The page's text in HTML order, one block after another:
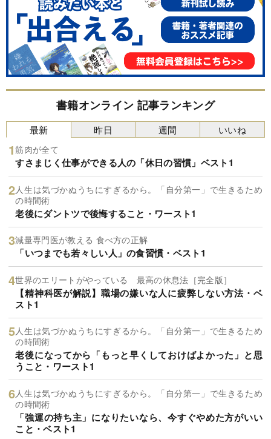
書籍オンライン 記事ランキング
最新
筋肉が全て
すさまじく仕事ができる人の「休日の習慣」ベスト1
人生は気づかぬうちにすぎるから。「自分第一」で生きるため
の時間術
老後にダントツで後悔すること・ワースト1
減量専門医が教える 食べ方の正解
「いつまでも若々しい人」の食習慣・ベスト1
世界のエリートがやっている 最高の休息法［完全版］
【精神科医が解説】職場の嫌いな人に疲弊しない方法・ベ
スト1
人生は気づかぬうちにすぎるから。「自分第一」で生きるため
の時間術
老後になってから「もっと早くしておけばよかった」と思
うこと・ワースト1
人生は気づかぬうちにすぎるから。「自分第一」で生きるため
の時間術
「強運の持ち主」になりたいなら、今すぐやめた方がいい
こと・ベスト1
昨日 週間 いいね